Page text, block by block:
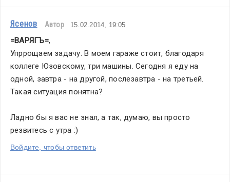
Ясенов Автор 15.02.2014, 19:05
=ВАРЯГЪ=,
Упррощаем задачу. В моем гараже стоит, благодаря
коллеге Юзовскому, три машины. Сегодня я еду на
одной, завтра - на другой, послезавтра - на третьей.
Такая ситуация понятна?
Ладно бы я вас не знал, а так, думаю, вы просто
резвитесь с утра :)
Войдите, чтобы ответить